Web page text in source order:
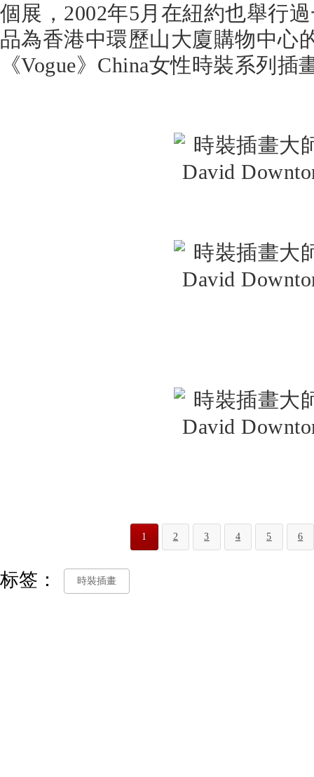
個展，2002年5月在紐約也舉行
品為香港中環歷山大廈購物中心
《Vogue》China女性時裝系列插
1 2 3 4 5 6
标签： 時裝插畫